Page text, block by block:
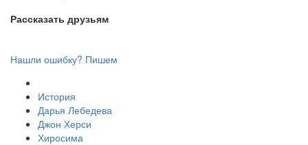
Рассказать друзьям
Нашли ошибку? Пишем
История
Дарья Лебедева
Джон Херси
Хиросима